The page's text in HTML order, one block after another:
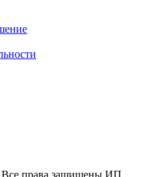
права защищены ИП